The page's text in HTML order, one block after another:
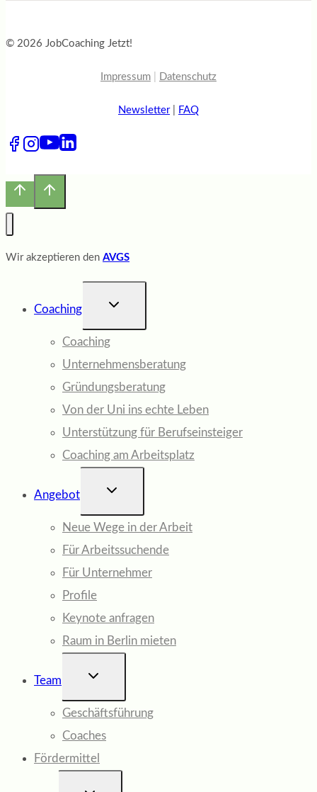
© 2026 JobCoaching Jetzt!
Impressum Datenschutz
Newsletter| FAQ
Wir akzeptieren den AVGS
Coaching
UNTERMENÜ
Coaching
Unternehmensberatung
Gründungsberatung
Von der Uni ins echte Leben
Unterstützung für Berufseinsteiger
Coaching am Arbeitsplatz
Angebot
UNTERMENÜ
Neue Wege in der Arbeit
Für Arbeitssuchende
Für Unternehmer
Profile
Keynote anfragen
Raum in Berlin mieten
Team
UNTERMENÜ
Geschäftsführung
Coaches
Fördermittel
UNTERMENÜ